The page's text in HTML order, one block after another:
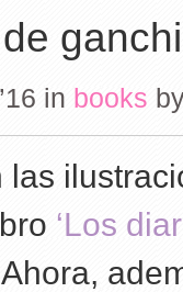
in books
las
‘Los